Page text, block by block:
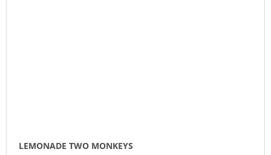
LEMONADE TWO MONKEYS